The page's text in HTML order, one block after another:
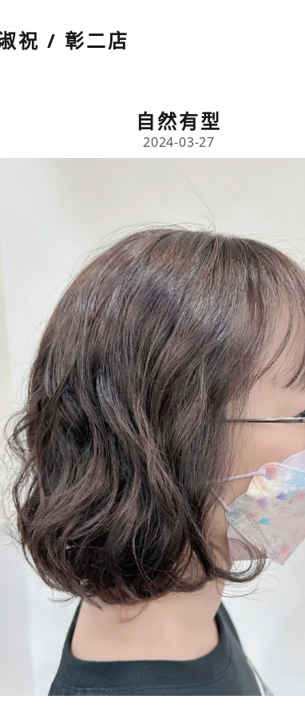
祝 / 彰二店
自然有型
2024-03-27